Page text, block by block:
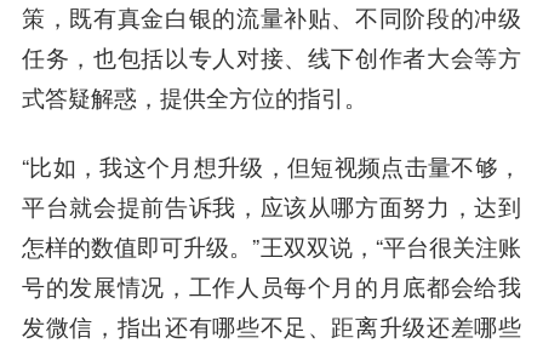
策， 既有真金白银的流量补贴、不同阶段的冲级
任务，也包括以专人对接、线下创作者大会等方
式答疑解惑，提供全方位的指引。
“比如，我这个月想升级，但短视频点击量不够，
平台就会提前告诉我，应该从哪方面努力，达到
怎样的数值即可升级。”王双双说，“平台很关注账
号的发展情况，工作人员每个月的月底都会给我
发微信，指出还有哪些不足、距离升级还差哪些